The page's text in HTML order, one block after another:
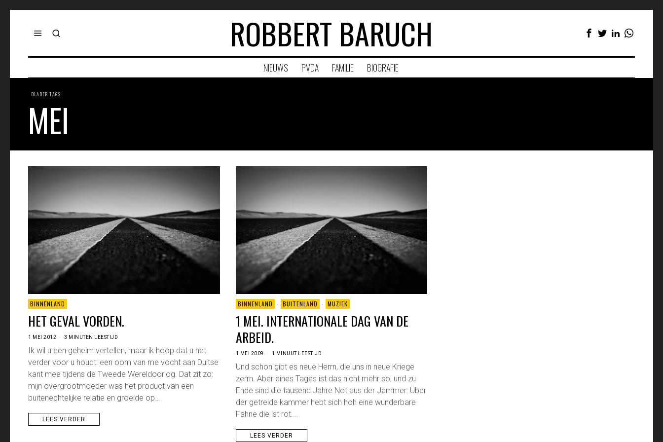
ROBBERT BARUCH
NIEUWS PVDA FAMILIE BIOGRAFIE
BLADER TAGS
MEI
BINNENLAND
HET GEVAL VORDEN.
1 MEI 2012 3 MINUTEN LEESTIJD
Ik wil u een geheim vertellen, maar ik hoop dat u het
verder voor u houdt: een oom van me vocht aan Duitse
kant mee tijdens de Tweede Wereldoorlog. Dat zit zo:
mijn overgrootmoeder was het product van een
buitenechtelijke relatie en groeide op…
LEES VERDER
BINNENLAND · BUITENLAND · MUZIEK
1 MEI. INTERNATIONALE DAG VAN DE
ARBEID.
1 MEI 2009 1 MINUUT LEESTIJD
Und schon gibt es neue Herrn, die uns in neue Kriege
zerrn. Aber eines Tages ist das nicht mehr so, und zu
Ende sind die tausend Jahre Not aus der Jammer: Über
der getreide kammer hebt sich hoh eine wunderbare
Fahne die ist rot.…
LEES VERDER